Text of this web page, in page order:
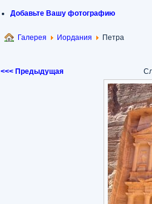
Добавьте Вашу фотографию
Галерея Иордания Петра
<<< Предыдущая